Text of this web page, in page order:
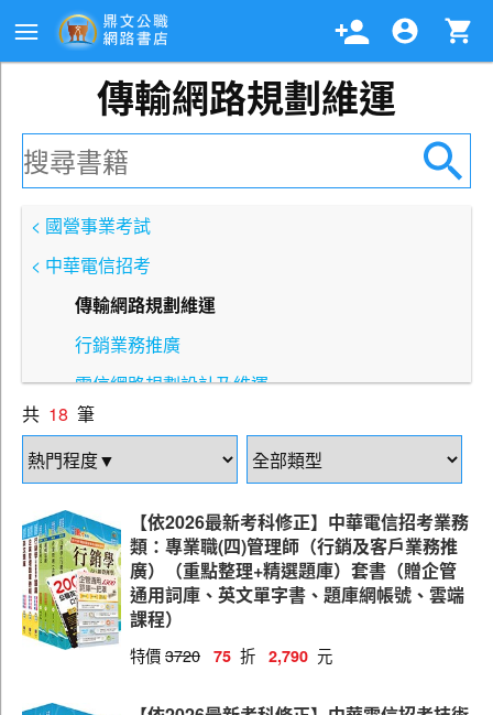
傳輸網路規劃維運
< 國營事業考試
< 中華電信招考
傳輸網路規劃維運
行銷業務推廣
電信網路規劃設計及維運
企業客戶技術服務
資訊系統開發及維運
電信線路建設與維運
共 18 筆
【依2026最新考科修正】中華電信招考業務
類：專業職(四)管理師（行銷及客戶業務推
廣）（重點整理+精選題庫）套書（贈企管
通用詞庫、英文單字書、題庫網帳號、雲端
課程）
特價3720 75 折 2,790 元